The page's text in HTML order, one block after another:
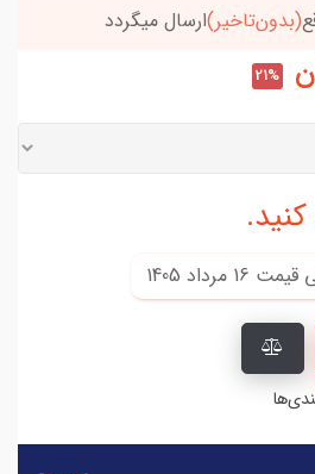
(بدون‌تاخیر)ارسال میگردد
21%
قیمت 16 مرداد 1405